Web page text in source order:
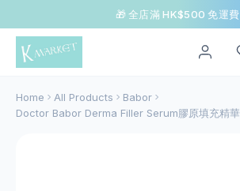
🎁 全店滿 HK$500 免運費
Home All Products
Babor
Doctor Babor Derma Filler Serum膠原填充精